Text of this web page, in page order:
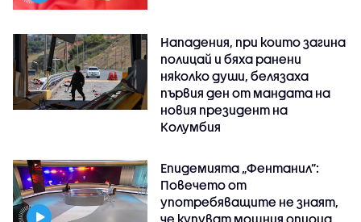
Нападения, при които загина
полицай и бяха ранени
няколко души, белязаха
първия ден от мандата на
новия президент на
Колумбия
Епидемията „Фентанил”:
Повечето от
употребяващите не знаят,
че купуват мощния опиоид